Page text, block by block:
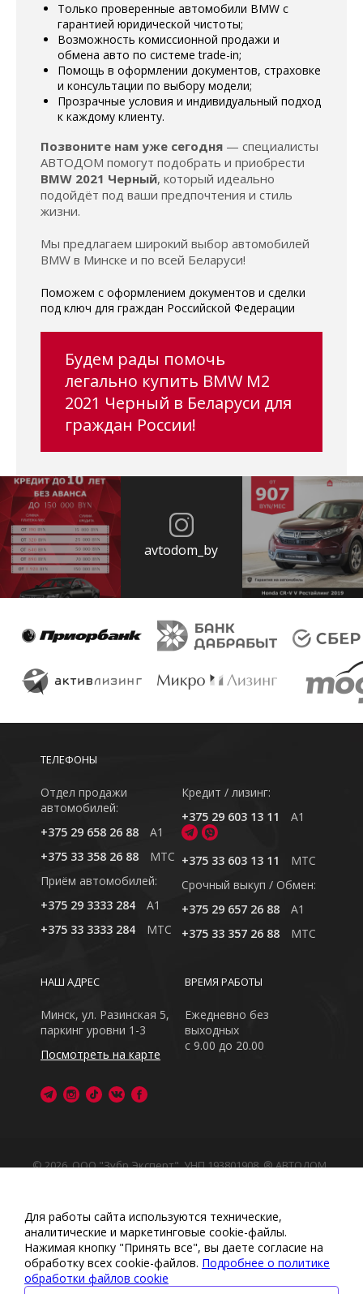
Только проверенные автомобили BMW с
гарантией юридической чистоты;
Возможность комиссионной продажи и
обмена авто по системе trade-in;
Помощь в оформлении документов, страховке
и консультации по выбору модели;
Прозрачные условия и индивидуальный подход
к каждому клиенту.
Позвоните нам уже сегодня — специалисты
АВТОДОМ помогут подобрать и приобрести
BMW 2021 Черный, который идеально
подойдёт под ваши предпочтения и стиль
жизни.
Мы предлагаем широкий выбор автомобилей
BMW в Минске и по всей Беларуси!
Поможем с оформлением документов и сделки
под ключ для граждан Российской Федерации
Будем рады помочь
легально купить BMW M2
2021 Черный в Беларуси для
граждан России!
avtodom_by
ТЕЛЕФОНЫ
Отдел продажи
автомобилей:
+375 29 658 26 88
A1
+375 33 358 26 88
MTC
Приём автомобилей:
+375 29 3333 284
A1
+375 33 3333 284
MTC
Кредит / лизинг:
+375 29 603 13 11
A1
+375 33 603 13 11
MTC
Cрочный выкуп / Обмен:
+375 29 657 26 88
A1
+375 33 357 26 88
MTC
ВРЕМЯ РАБОТЫ
Ежедневно без
выходных
с 9.00 до 20.00
НАШ АДРЕС
Минск, ул. Разинская 5,
паркинг уровни 1-3
Посмотреть на карте
© 2026, ООО "Зубр Эксперт", УНП 193801908. ® АВТОДОМ
сайт носит исключительно информационный характер
Любое использование либо копирование материалов
или подборки материалов сайта, элементов дизайна и
оформления запрещено
Политика обработки персональных данных
Для работы сайта используются технические,
аналитические и маркетинговые сооkіе-файлы.
Нажимая кнопку "Принять все", вы даете согласие на
обработку всех cookie-файлов. Подробнее о политике
обработки файлов cookie